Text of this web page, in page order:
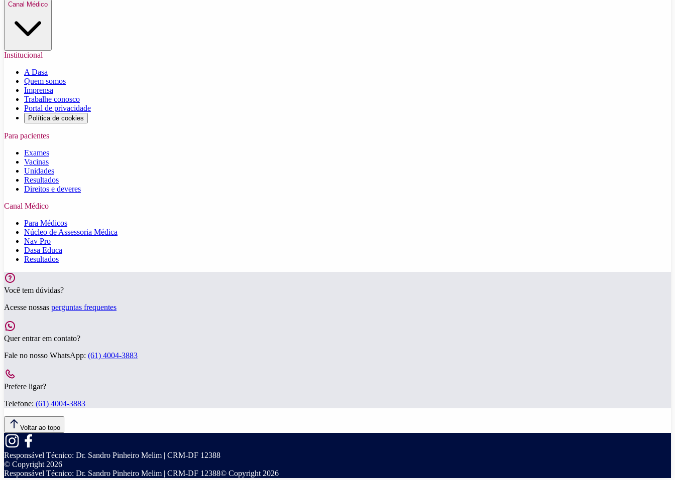
Canal Médico
Institucional
A Dasa
Quem somos
Imprensa
Trabalhe conosco
Portal de privacidade
Política de cookies
Para pacientes
Exames
Vacinas
Unidades
Resultados
Direitos e deveres
Canal Médico
Para Médicos
Núcleo de Assessoria Médica
Nav Pro
Dasa Educa
Resultados
Você tem dúvidas?
Acesse nossas perguntas frequentes
Quer entrar em contato?
Fale no nosso WhatsApp: (61) 4004-3883
Prefere ligar?
Telefone: (61) 4004-3883
Voltar ao topo
Responsável Técnico: Dr. Sandro Pinheiro Melim | CRM-DF 12388
© Copyright 2026
Responsável Técnico: Dr. Sandro Pinheiro Melim | CRM-DF 12388© Copyright 2026